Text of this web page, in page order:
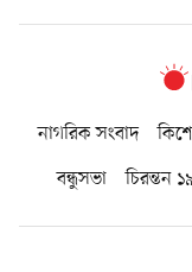
নাগরিক সংবাদ
বন্ধুসভা
চিরন্তন